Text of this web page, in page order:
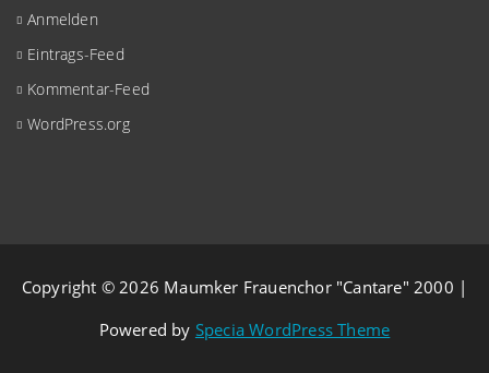
Anmelden
Eintrags-Feed
Kommentar-Feed
WordPress.org
Copyright © 2026 Maumker Frauenchor "Cantare" 2000 |
Powered by Specia WordPress Theme